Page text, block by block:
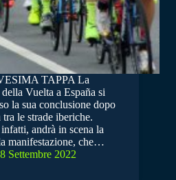
TAPPA La
Vuelta a España si
la sua conclusione dopo
le strade iberiche.
andrà in scena la
manifestazione, che…
8 Settembre 2022